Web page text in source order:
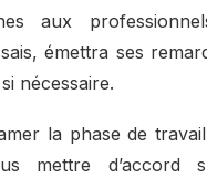
aux
émettra ses
nécessaire.
la phase de
mettre d’accord